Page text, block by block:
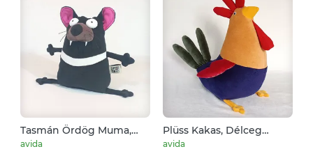
Tasmán Ördög Muma,
Tenyérnyi Puha Plüss
avida
Plüss Kakas, Délceg
Baromfi, Színpompás
avida